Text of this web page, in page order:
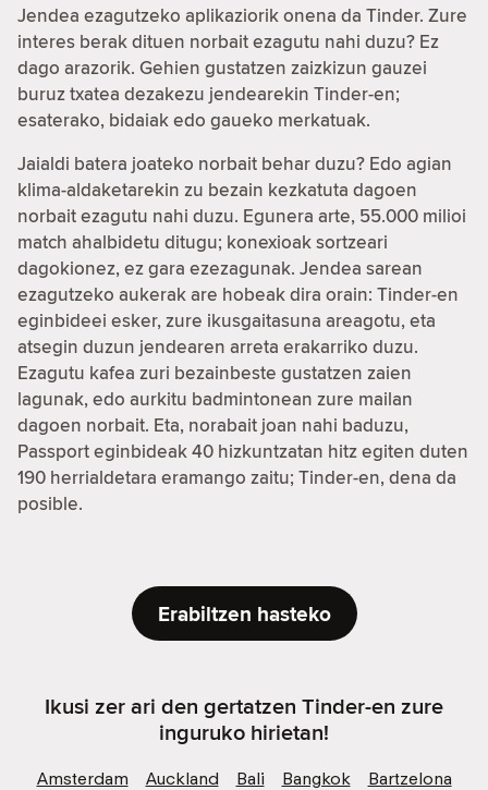
Jendea ezagutzeko aplikaziorik onena da Tinder. Zure
interes berak dituen norbait ezagutu nahi duzu? Ez
dago arazorik. Gehien gustatzen zaizkizun gauzei
buruz txatea dezakezu jendearekin Tinder-en;
esaterako, bidaiak edo gaueko merkatuak.
Jaialdi batera joateko norbait behar duzu? Edo agian
klima-aldaketarekin zu bezain kezkatuta dagoen
norbait ezagutu nahi duzu. Egunera arte, 55.000 milioi
match ahalbidetu ditugu; konexioak sortzeari
dagokionez, ez gara ezezagunak. Jendea sarean
ezagutzeko aukerak are hobeak dira orain: Tinder-en
eginbideei esker, zure ikusgaitasuna areagotu, eta
atsegin duzun jendearen arreta erakarriko duzu.
Ezagutu kafea zuri bezainbeste gustatzen zaien
lagunak, edo aurkitu badmintonean zure mailan
dagoen norbait. Eta, norabait joan nahi baduzu,
Passport eginbideak 40 hizkuntzatan hitz egiten duten
190 herrialdetara eramango zaitu; Tinder-en, dena da
posible.
Erabiltzen hasteko
Ikusi zer ari den gertatzen Tinder-en zure
inguruko hirietan!
Amsterdam Auckland Bali Bangkok
Bartzelona